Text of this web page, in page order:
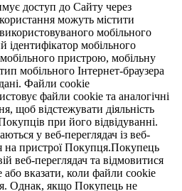
доступ до Сайту через
можуть містити
мобільного
ідентифікатор мобільного
пристрою, мобільну
мобільного Інтернет-браузера
дані. Файли cookie
файли cookie та аналогічні
щоб відстежувати діяльність
при його відвідуванні.
у веб-переглядач із веб-
на пристрої Покупця.Покупець
веб-переглядач та відмовитися
або вказати, коли файли cookie
Однак, якщо Покупець не